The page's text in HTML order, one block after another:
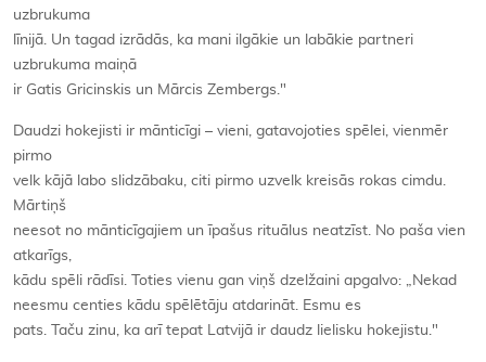
uzbrukuma
līnijā. Un tagad izrādās, ka mani ilgākie un labākie partneri
uzbrukuma maiņā
ir Gatis Gricinskis un Mārcis Zembergs."
Daudzi hokejisti ir mānticīgi – vieni, gatavojoties spēlei, vienmēr
pirmo
velk kājā labo slidzābaku, citi pirmo uzvelk kreisās rokas cimdu.
Mārtiņš
neesot no mānticīgajiem un īpašus rituālus neatzīst. No paša vien
atkarīgs,
kādu spēli rādīsi. Toties vienu gan viņš dzelžaini apgalvo: „Nekad
neesmu centies kādu spēlētāju atdarināt. Esmu es
pats. Taču zinu, ka arī tepat Latvijā ir daudz lielisku hokejistu."